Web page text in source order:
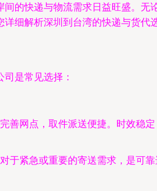
的快递与物流需求日益旺盛。
细解析深圳到台湾的快递与货代
是常见选择：
善网点，取件派送便捷。时效稳
于紧急或重要的寄送需求，是可靠